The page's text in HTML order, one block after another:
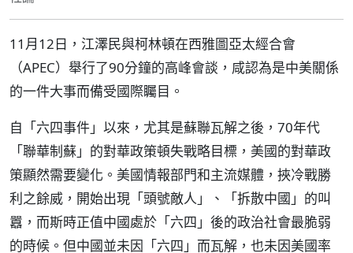
11月12日，江澤民與柯林頓在西雅圖亞太經合會
（APEC）舉行了90分鐘的高峰會談，咸認為是中美關係
的一件大事而備受國際矚目。
自「六四事件」以來，尤其是蘇聯瓦解之後，70年代
「聯華制蘇」的對華政策頓失戰略目標，美國的對華政
策顯然需要變化。美國情報部門和主流媒體，挾冷戰勝
利之餘威，開始出現「頭號敵人」、「拆散中國」的叫
囂，而斯時正值中國處於「六四」後的政治社會最脆弱
的時候。但中國並未因「六四」而瓦解，也未因美國率